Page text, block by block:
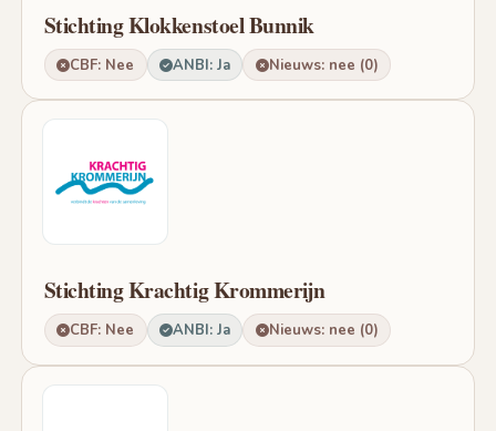
Stichting Klokkenstoel Bunnik
CBF: Nee ANBI: Ja Nieuws: nee (0)
Stichting Krachtig Krommerijn
CBF: Nee ANBI: Ja Nieuws: nee (0)